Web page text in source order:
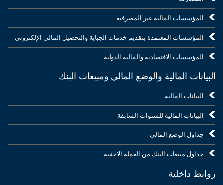
المؤسسات المالية غير المصرفية
المؤسسات المعتمدة بتقديم خدمات الجباية والتحصيل المالي الإلكتروني
المؤسسات الاقتصادية والمالية الدولية
البيانات المالية والوضع المالي ومبيعات البنك
البيانات المالية
البيانات المالية للسنوات السابقة
جداول الوضع المالي
جداول مبيعات البنك من العملة الاجنبية
روابط داخلية